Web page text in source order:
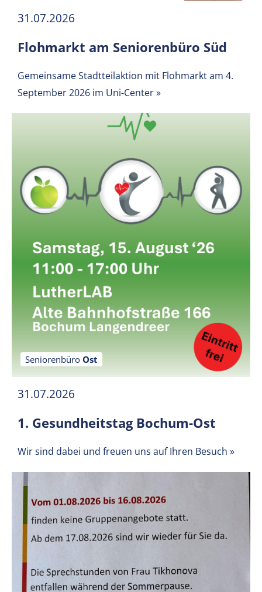
31.07.2026
Flohmarkt am Seniorenbüro Süd
Gemeinsame Stadtteilaktion mit Flohmarkt am 4.
September 2026 im Uni-Center»
Seniorenbüro Ost
31.07.2026
1. Gesundheitstag Bochum-Ost
Wir sind dabei und freuen uns auf Ihren Besuch »